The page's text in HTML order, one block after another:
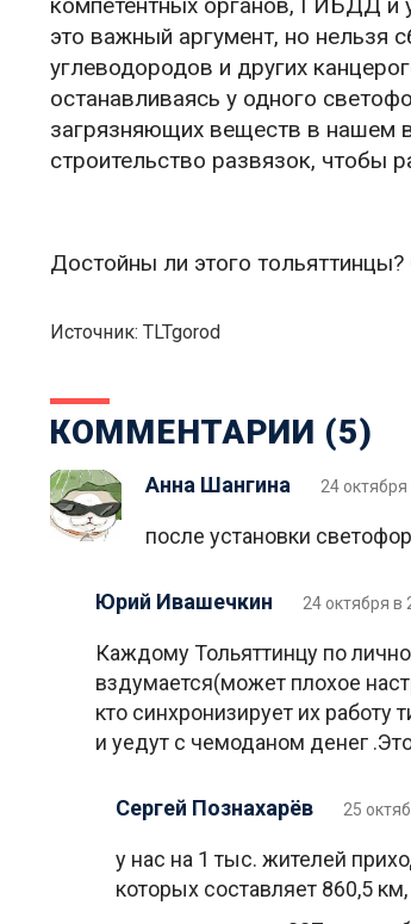
это важный аргумент, но нельзя
углеводородов и других
останавливаясь у одного
загрязняющих веществ в нашем
строительство развязок, чтобы
Достойны ли этого
Источник: TLTgorod
КОММЕНТАРИИ (5)
Анна Шангина 24 октября
после установки
Юрий Ивашечкин 24 октября в
Каждому Тольяттинцу по
вздумается(может плохое
кто синхронизирует их работу
и уедут с чемоданом денег
Сергей Познахарёв 25
у нас на 1 тыс. жителей
которых составляет 860,5